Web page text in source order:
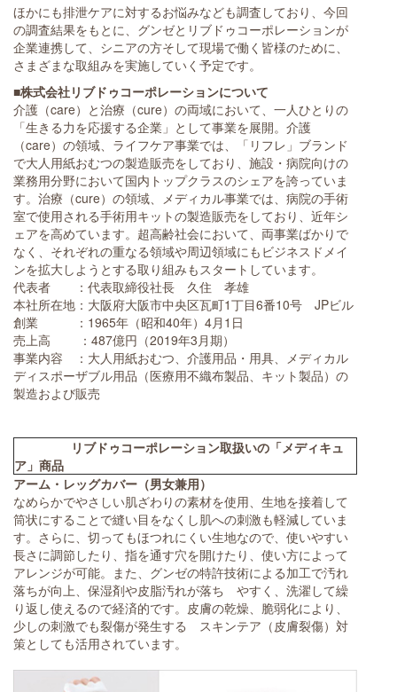
ほかにも排泄ケアに対するお悩みなども調査しており、今回
の調査結果をもとに、グンゼとリブドゥコーポレーションが
企業連携して、シニアの方そして現場で働く皆様のために、
さまざまな取組みを実施していく予定です。
■株式会社リブドゥコーポレーションについて
介護（care）と治療（cure）の両域において、一人ひとりの
「生きる力を応援する企業」として事業を展開。介護
（care）の領域、ライフケア事業では、「リフレ」ブランド
で大人用紙おむつの製造販売をしており、施設・病院向けの
業務用分野において国内トップクラスのシェアを誇っていま
す。治療（cure）の領域、メディカル事業では、病院の手術
室で使用される手術用キットの製造販売をしており、近年シ
ェアを高めています。超高齢社会において、両事業ばかりで
なく、それぞれの重なる領域や周辺領域にもビジネスドメイ
ンを拡大しようとする取り組みもスタートしています。
代表者 ：代表取締役社長 久住 孝雄
本社所在地：大阪府大阪市中央区瓦町1丁目6番10号 JPビル
創業 ：1965年（昭和40年）4月1日
売上高 ：487億円（2019年3月期）
事業内容 ：大人用紙おむつ、介護用品・用具、メディカル
ディスポーザブル用品（医療用不織布製品、キット製品）の
製造および販売
リブドゥコーポレーション取扱いの「メディキュ
ア」商品
アーム・レッグカバー（男女兼用）
なめらかでやさしい肌ざわりの素材を使用、生地を接着して
筒状にすることで縫い目をなくし肌への刺激も軽減していま
す。さらに、切ってもほつれにくい生地なので、使いやすい
長さに調節したり、指を通す穴を開けたり、使い方によって
アレンジが可能。また、グンゼの特許技術による加工で汚れ
落ちが向上、保湿剤や皮脂汚れが落ち やすく、洗濯して繰
り返し使えるので経済的です。皮膚の乾燥、脆弱化により、
少しの刺激でも裂傷が発生する スキンテア（皮膚裂傷）対
策としても活用されています。